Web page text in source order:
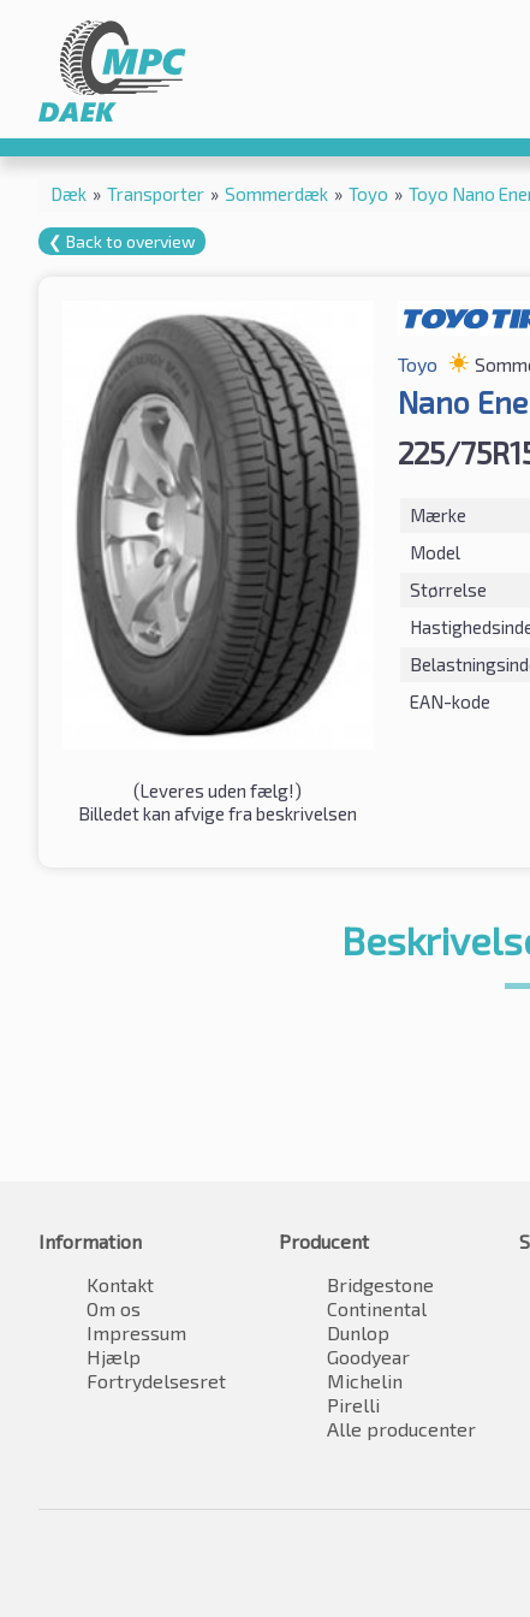
Dæk » Transporter » Sommerdæk » Toyo » Toyo Nano
❮ Back to overview
(Leveres uden fælg!)
Billedet kan afvige fra beskrivelsen
Toyo
Nano
225/
Mærke
Model
Størrelse
EAN-kode
Information
Kontakt
Om os
Impressum
Hjælp
Fortrydelsesret
Producent
Bridgestone
Continental
Dunlop
Goodyear
Michelin
Pirelli
Alle producenter